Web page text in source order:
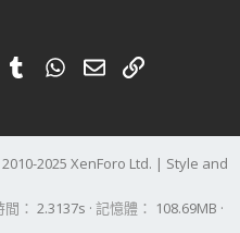
PinterestTumblrWhatsApp
電子郵件
連結
2025 XenForo Ltd. | Style and
間 2.3137s 記憶體 108.69MB